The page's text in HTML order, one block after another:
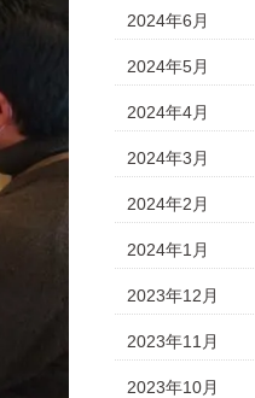
2024年6月
2024年5月
2024年4月
2024年3月
2024年2月
2024年1月
2023年12月
2023年11月
2023年10月